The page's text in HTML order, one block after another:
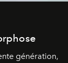
génération,